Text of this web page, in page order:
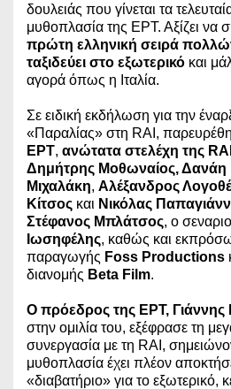
δουλειάς που γίνεται τα
μυθοπλασία της ΕΡΤ. Αξίζει να
πρώτη ελληνική σειρά
ταξιδεύει στο εξωτερικό και
αγορά όπως η Ιταλία.
Σε ειδική εκδήλωση για την
«Παραλίας» στη RAI,
ΕΡΤ, ανώτατα στελέχη της RAI
Δημήτρης Μοθωναίος, Δανάη
Μιχαλάκη, Αλέξανδρος
Κίτσος και Νικόλας
Στέφανος Μπλάτσος, ο
Ιωσηφέλης, καθώς και
παραγωγής Foss Productions
διανομής Beta Film.
Ο πρόεδρος της ΕΡΤ,
στην ομιλία του, εξέφρασε τη
συνεργασία με τη RAI,
μυθοπλασία έχει πλέον
«διαβατήριο» για το εξωτερικό,